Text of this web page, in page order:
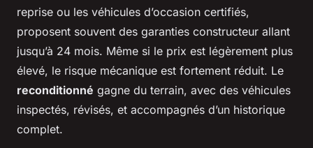
reprise ou les véhicules d’occasion certifiés,
proposent souvent des garanties constructeur allant
jusqu’à 24 mois. Même si le prix est légèrement plus
élevé, le risque mécanique est fortement réduit. Le
reconditionné gagne du terrain, avec des véhicules
inspectés, révisés, et accompagnés d’un historique
complet.